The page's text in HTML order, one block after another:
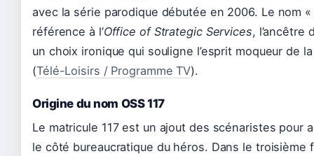
avec la série parodique débutée en 2006. Le nom «
référence à l’Office of Strategic Services, l’ancêtre
un choix ironique qui souligne l’esprit moqueur de
(Télé-Loisirs / Programme TV).
Origine du nom OSS 117
Le matricule 117 est un ajout des scénaristes pour
le côté bureaucratique du héros. Dans le troisième